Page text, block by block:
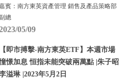
賓：南方東英資產管理 銷售及產品策略部
總
05/09
【即市搏擊-南方東英ETF】本週市場
憬加息 恒指未能突破兩萬點 |朱子昭
溢琳 |2023年5月2日